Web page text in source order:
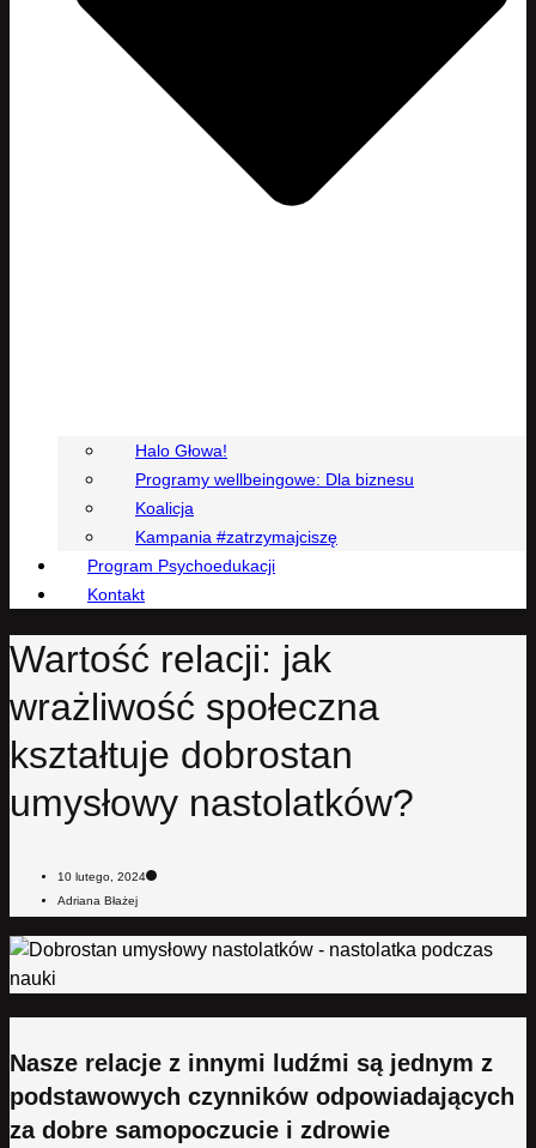
Halo Głowa!
Programy wellbeingowe: Dla biznesu
Koalicja
Kampania #zatrzymajciszę
Program Psychoedukacji
Kontakt
Wartość relacji: jak
wrażliwość społeczna
kształtuje dobrostan
umysłowy nastolatków?
10 lutego, 2024
Adriana Błażej
Nasze relacje z innymi ludźmi są jednym z
podstawowych czynników odpowiadających
za dobre samopoczucie i zdrowie